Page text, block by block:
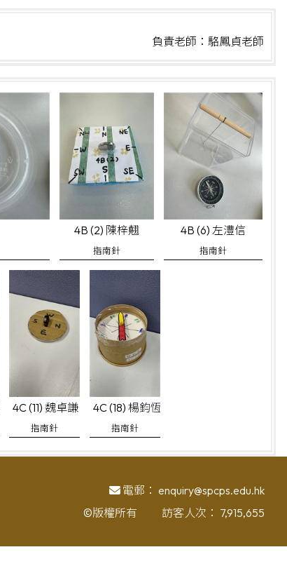
負責老師：駱鳳貞老師
4B (2) 陳梓翹
指南針
4B (6) 左澧信
指南針
4C (11) 魏卓謙
指南針
4C (18) 楊鈞恆
指南針
電郵： enquiry@spcps.edu.hk
©版權所有 訪客人次： 7,915,655